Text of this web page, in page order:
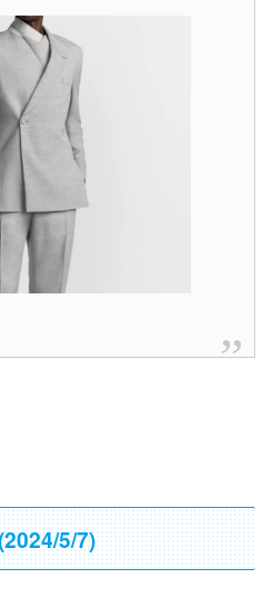
5/7)